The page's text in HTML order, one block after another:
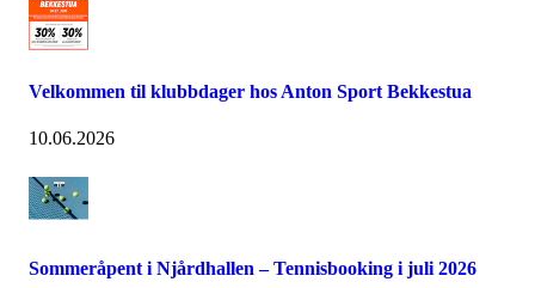
Velkommen til klubbdager hos Anton Sport Bekkestua
10.06.2026
Sommeråpent i Njårdhallen – Tennisbooking i juli 2026